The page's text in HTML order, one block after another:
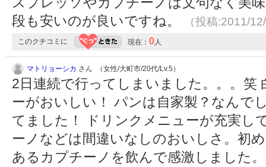
段も安いのが良いですね。
（投稿:2011/
このクチコミに 現在： 0人
マトリョーシカ さん （女性/大町市/20代/Lv.5）
2日連続で行ってしまいました。。。笑
ーがおいしい！ パンは自家製？なんで
てました！ ドリンクメニューが充実し
ーノなどは間違いなしのおいしさ。初
あるカプチーノを飲んで感激しました